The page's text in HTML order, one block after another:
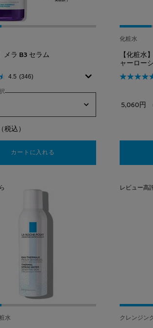
メラ B3 セラム
4.5 (346)
（税込）
カートに入れる
化粧水
【化粧水
ャーロー
5,060円
水
レビュー高
クレンジン